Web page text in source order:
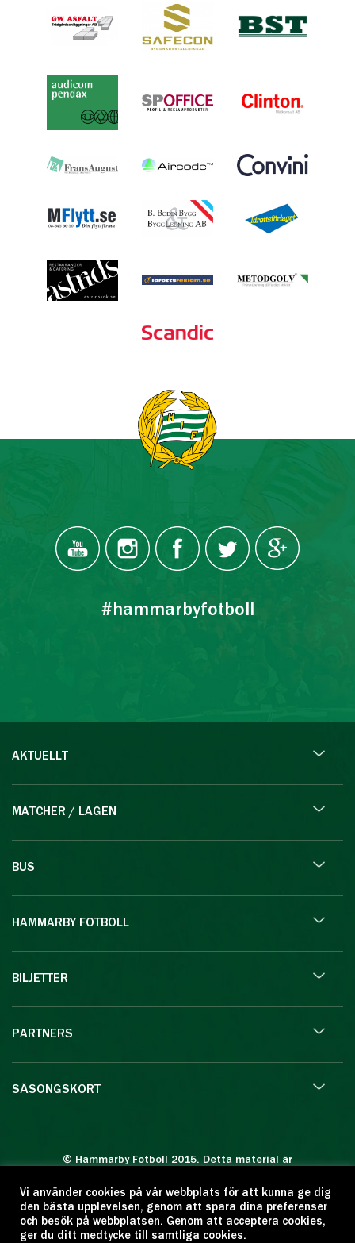
#hammarbyfotboll
AKTUELLT
MATCHER / LAGEN
BUS
HAMMARBY FOTBOLL
BILJETTER
PARTNERS
SÄSONGSKORT
© Hammarby Fotboll 2015. Detta material är
Eftertryck eller annan kopiering är förbjuden.
Citera oss gärna men ange källan:
www.hammarbyfotboll.se. Ansvarig utgivare:
Vi använder cookies på vår webbplats för att kunna ge dig
den bästa upplevelsen, genom att spara dina preferenser
och besök på webbplatsen. Genom att acceptera cookies,
ger du ditt medtycke till samtliga cookies.